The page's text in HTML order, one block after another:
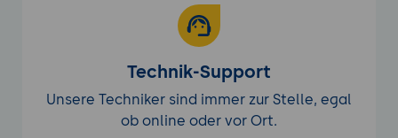
Technik-Support
Unsere Techniker sind immer zur Stelle, egal
ob online oder vor Ort.